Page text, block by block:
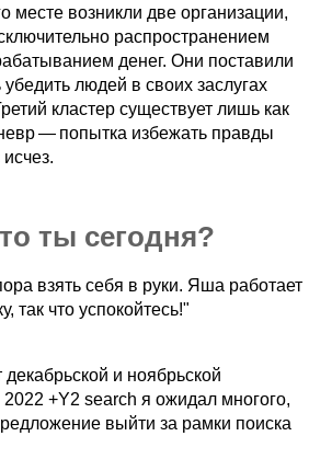
месте возникли две организации,
распространением
денег. Они поставили
людей в своих заслугах
кластер существует лишь как
— попытка избежать правды
ты сегодня?
взять себя в руки. Яша работает
так что успокойтесь!"
декабрьской и ноябрьской
2022 +Y2 search я ожидал многого,
выйти за рамки поиска